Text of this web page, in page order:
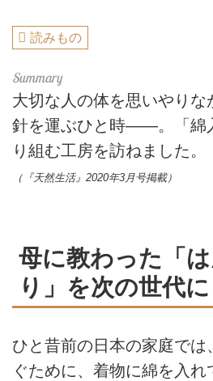
読みもの
大切な人の体を思いやりな
針を運ぶひと時――。「綿
り組む工房を訪ねました。
（『天然生活』2020年3月号掲載）
母に教わった「
り」を次の世代に
ひと昔前の日本の家庭では
ぐために、着物に綿を入